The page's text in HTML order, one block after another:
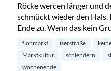
Röcke werden länger und
schmückt wieder den Hals.
Ende zu. Wenn das kein
flohmarkt iserstraße
Marktkultur
schlendern
wochenende